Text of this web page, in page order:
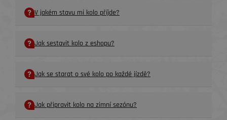
V jakém stavu mi kolo příjde?
Jak sestavit kolo z eshopu?
Jak se starat o své kolo po každé jízdě?
Jak připravit kolo na zimní sezónu?